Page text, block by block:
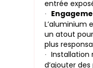
entrée
·
L’aluminium
un atout
plus
·
Installation
d’ajouter